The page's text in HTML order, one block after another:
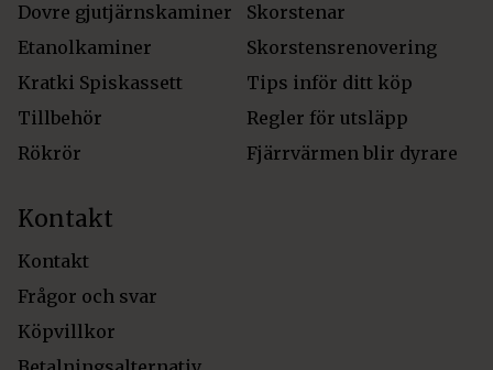
Dovre gjutjärnskaminer
Etanolkaminer
Kratki Spiskassett
Tillbehör
Rökrör
Skorstenar
Skorstensrenovering
Tips inför ditt köp
Regler för utsläpp
Fjärrvärmen blir dyrare
Kontakt
Kontakt
Frågor och svar
Köpvillkor